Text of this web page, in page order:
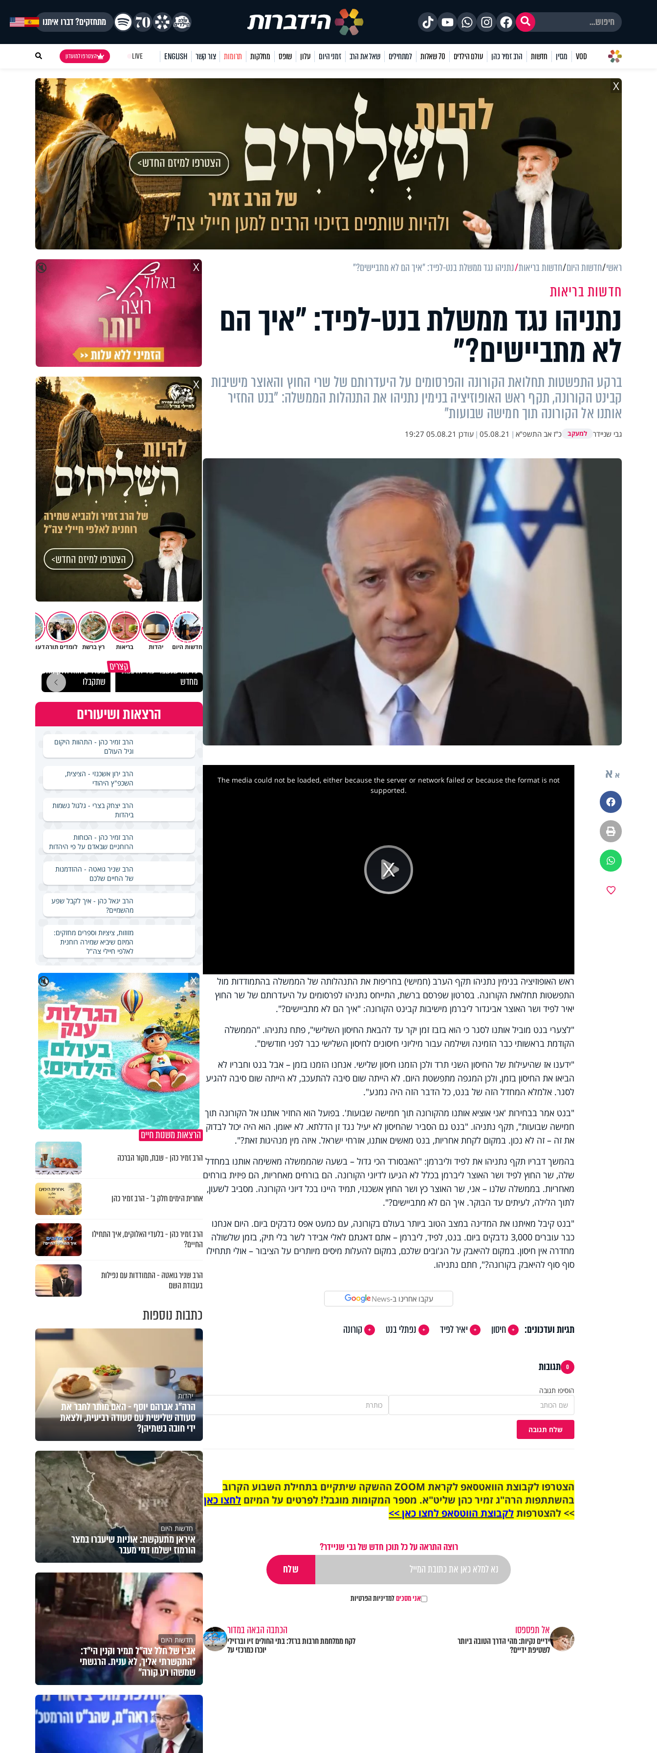
מתחזקים? דברו איתנו
VOD מגזין חדשות הרב זמיר כהן עולם הילדים 70 שאלות למתחילים שאל את הרב זמני היום עלון שופס מחלקות תרומות צור קשר ENGLISH
LIVE הצטרפו למועדון
X
ראשי חדשות היום חדשות בריאות נתניהו נגד ממשלת בנט-לפיד: "איך הם לא מתביישים?"
חדשות בריאות
נתניהו נגד ממשלת בנט-לפיד: "איך הם
לא מתביישים?"
ברקע התפשטות תחלואת הקורונה והפרסומים על היעדרותם של שרי החוץ והאוצר מישיבות
קבינט הקורונה, תקף ראש האופוזיציה בנימין נתניהו את התנהלות הממשלה: "בנט החזיר
אותנו אל הקורונה תוך חמישה שבועות"
גבי שניידר למעקב כ"ז אב התשפ"א |
05.08.21
| עודכן 05.08.21 19:27
א א
פייסבוק
הדפסה
ווטסאפ
Play
The media could not be loaded, either because the server or network failed or because the format is not
supported.
ראש האופוזיציה בנימין נתניהו תקף הערב (חמישי) בחריפות את התנהלותה של הממשלה בהתמודדות מול
התפשטות תחלואת הקורונה. בסרטון שפרסם ברשת, התייחס נתניהו לפרסומים על היעדרותם של שר החוץ
יאיר לפיד ושר האוצר אביגדור ליברמן מישיבות קבינט הקורונה: "איך הם לא מתביישים?".
"לצערי בנט מוביל אותנו לסגר כי הוא בזבז זמן יקר עד להבאת החיסון השלישי", פתח נתניהו. "הממשלה
הקודמת בראשותי כבר הזמינה ושילמה עבור מיליוני חיסונים לחיסון השלישי כבר לפני חודשים".
"ידענו אז שהיעילות של החיסון השני תרד ולכן הזמנו חיסון שלישי. אנחנו הזמנו בזמן – אבל בנט וחבריו לא
הביאו את החיסון בזמן, ולכן המגפה מתפשטת היום. לא הייתה שום סיבה להתעכב, לא הייתה שום סיבה להגיע
לסגר. אלמלא המחדל הזה של בנט, כל הדבר הזה היה נמנע".
"בנט אמר בבחירות 'אני אוציא אותנו מהקורונה תוך חמישה שבועות'. בפועל הוא החזיר אותנו אל הקורונה תוך
חמישה שבועות", תקף נתניהו. "בנט גם הסביר שהחיסון לא יעיל נגד זן הדלתא. לא יאומן. הוא היה יכול לבדוק
את זה – זה לא נכון. במקום לקחת אחריות, בנט מאשים אותנו, אזרחי ישראל. איזה מין מנהיגות זאת?".
בהמשך דבריו תקף נתניהו את לפיד וליברמן: "האבסורד הכי גדול – בשעה שהממשלה מאשימה אותנו במחדל
שלה, שר החוץ לפיד ושר האוצר ליברמן בכלל לא הגיעו לדיוני הקורונה. הם בורחים מאחריות, הם פיזית בורחים
מאחריות. בממשלה שלנו – אני, שר האוצר כץ ושר החוץ אשכנזי, תמיד היינו בכל דיוני הקורונה. מסביב לשעון,
לתוך הלילה, לעיתים עד הבוקר. איך הם לא מתביישים?".
"בנט קיבל מאיתנו את המדינה במצב הטוב ביותר בעולם בקורונה, עם כמעט אפס נדבקים ביום. היום אנחנו
כבר עוברים 3,000 נדבקים ביום. בנט, לפיד, ליברמן – אתם דאגתם לאלי אבידר לשר בלי תיק, בזמן שלשולה
מחדרה אין חיסון. במקום להיאבק על הג'ובים שלכם, במקום להעלות מיסים מיותרים על הציבור – אולי תתחילו
סוף סוף להיאבק בקורונה?", חתם נתניהו.
עקבו אחרינו ב-News
תגיות ועדכונים: חיסון יאיר לפיד נפתלי בנט קורונה
0 תגובות
הוסיפו תגובה
שלח תגובה
הצטרפו לקבוצת הוואטסאפ לקראת ZOOM ההשקה שיתקיים בתחילת השבוע הקרוב
בהשתתפות הרה"ג זמיר כהן שליט"א. מספר המקומות מוגבל! לפרטים על המיזם לחצו כאן
>> להצטרפותלקבוצת הווטסאפ לחצו כאן >>
רוצה התראה על כל תוכן חדש של גבי שניידר?
אני מסכיםלמדיניות הפרטיות
אל תפספסו
ידיים נקיות: מהי הדרך הטובה ביותר
לשטיפת ידיים?
הכתבה הבאה במדור
לקח ממלחמת חרבות ברזל: בתי החולים זיו וברזילי
יוכרו כמרכזי על
🔇 X
X
חדשות היום יהדות בריאות רץ ברשת לומדים תורהדעות וטורים
קצריםכל מה שנשבר יכול להיבנות
מחדש
מסדרים הוא חלק מהשפע
שתקבלו
הרצאות ושיעורים
הרב זמיר כהן - התהוות היקום
וגיל העולם
הרב ירון אשכנזי - הציצית,
השכפ"ץ היהודי
הרב יצחק בצרי - גלגול נשמות
ביהדות
הרב זמיר כהן - הכוחות
הרוחניים שבאדם על פי היהדות
הרב שניר גואטה - ההזדמנות
של החיים שלכם
הרב יגאל כהן - איך לקבל שפע
מהשמיים?
מזוזות, ציציות וספרים מחזקים:
המיזם שיביא שמירה רוחנית
לאלפי חיילי צה"ל
🔇 X
הרצאות משנות חיים
הרב זמיר כהן - שבת, מקור הברכה
אחרית הימים חלק ב’ - הרב זמיר כהן
הרב זמיר כהן - בלעדי האלוקים, איך התחילו
החיים?
הרב שניר גואטה - התמודדות עם נפילות
בעבודת השם
כתבות נוספות
יהדות
הרה"ג אברהם יוסף - האם מותר לחבר את
סעודה שלישית עם סעודה רביעית, ולצאת
ידי חובה בשתיהן?
חדשות היום
איראן מתעקשת: אוניות שיעברו במצר
הורמוז ישלמו דמי מעבר
חדשות היום
אביו של חלל צה"ל תמיר וקנין הי"ד:
"התקשרתי אליך, לא ענית. הרגשתי
שמשהו רע קורה"